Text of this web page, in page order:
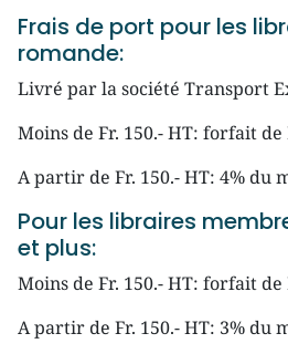
Frais de port pour les
romande:
Livré par la société Transport
Moins de Fr. 150.- HT: forfait de
A partir de Fr. 150.- HT: 4% du
Pour les libraires
et plus:
Moins de Fr. 150.- HT: forfait de
A partir de Fr. 150.- HT: 3% du